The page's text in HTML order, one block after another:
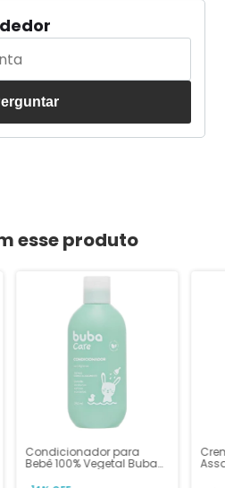
esse produto
Condicionador para
Bebê 100% Vegetal Buba